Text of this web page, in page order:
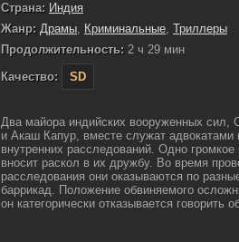
Страна: Индия
Жанр: Драмы, Криминальные, Триллеры
Продолжительность: 2 ч 29 мин
Качество:
SD
Два майора индийских вооруженных сил,
и Акаш Капур, вместе служат адвокатами
внутренних расследований. Одно громкое
вносит раскол в их дружбу. Во время
расследования они оказываются по
баррикад. Положение обвиняемого
он категорически отказывается говорить